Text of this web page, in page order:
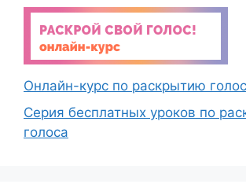
Онлайн-курс по раскрытию
Серия бесплатных уроков по
голоса